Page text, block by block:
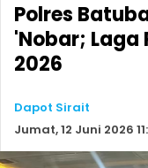
Polres
'Nobar; Laga
2026
Dapot Sirait
Jumat, 12 Juni 2026